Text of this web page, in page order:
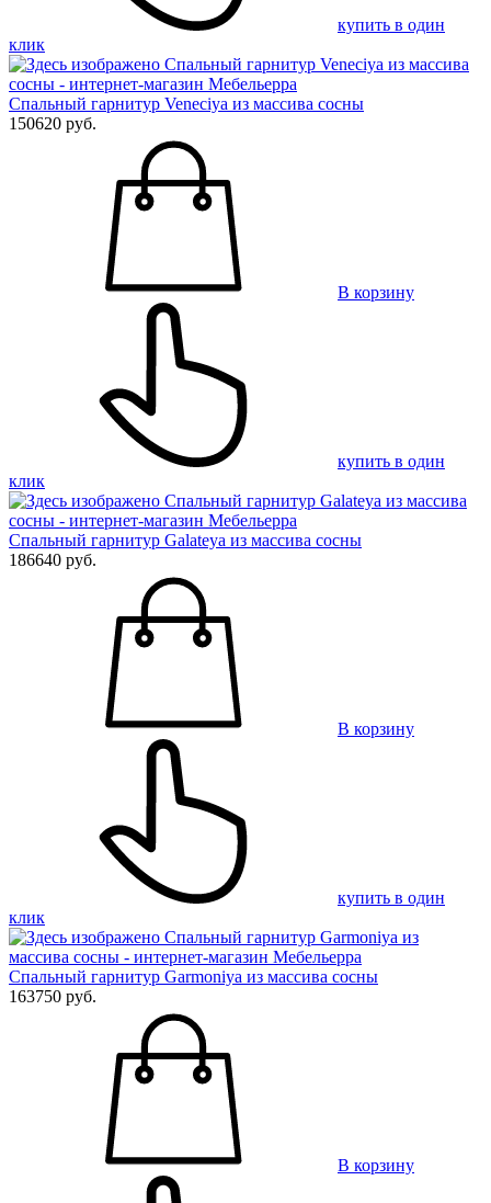
купить в один
клик
Спальный гарнитур Veneciya из массива сосны
150620 руб.
В корзину
купить в один
клик
Спальный гарнитур Galateya из массива сосны
186640 руб.
В корзину
купить в один
клик
Спальный гарнитур Garmoniya из массива сосны
163750 руб.
В корзину